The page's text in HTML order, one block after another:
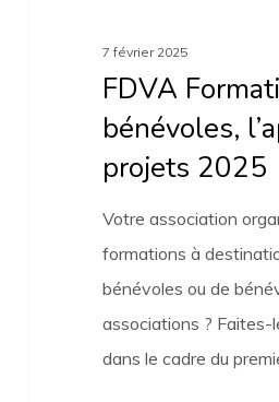
7 février 2025
FDVA
bénévoles,
projets 2025
Votre association
formations à
bénévoles ou de
associations ? Faites-
dans le cadre du